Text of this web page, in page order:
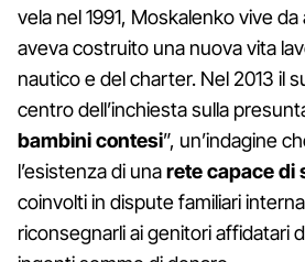
vela nel 1991, Moskalenko vive da
aveva costruito una nuova vita
nautico e del charter. Nel 2013 il
centro dell’inchiesta sulla
bambini contesi”, un’indagine
l’esistenza di unarete capace di
coinvolti in dispute familiari
riconsegnarli ai genitori affidatari